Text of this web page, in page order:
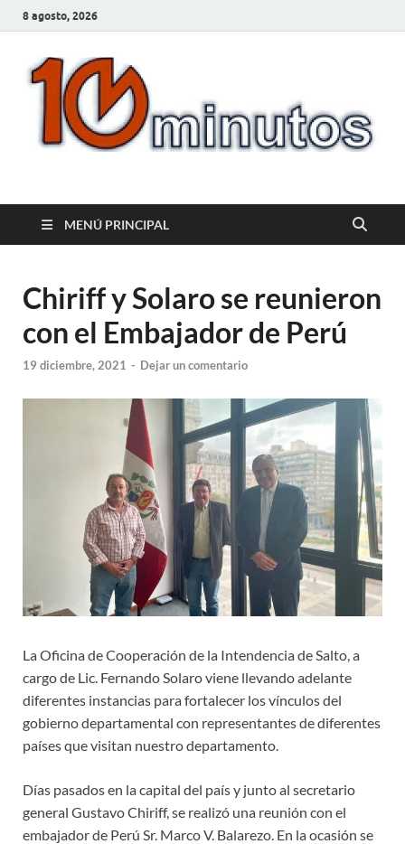
8 agosto, 2026
10minutos.com.uy
MENÚ PRINCIPAL
Chiriff y Solaro se reunieron
con el Embajador de Perú
19 diciembre, 2021 - Dejar un comentario
La Oficina de Cooperación de la Intendencia de Salto, a
cargo de Lic. Fernando Solaro viene llevando adelante
diferentes instancias para fortalecer los vínculos del
gobierno departamental con representantes de diferentes
países que visitan nuestro departamento.
Días pasados en la capital del país y junto al secretario
general Gustavo Chiriff, se realizó una reunión con el
embajador de Perú Sr. Marco V. Balarezo. En la ocasión se